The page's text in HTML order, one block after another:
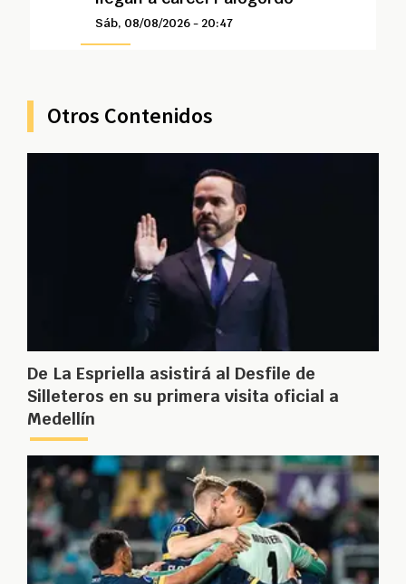
Sáb, 08/08/2026 - 20:47
Otros Contenidos
De La Espriella asistirá al Desfile de
Silleteros en su primera visita oficial a
Medellín